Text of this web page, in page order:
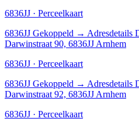
6836JJ · Perceelkaart
6836JJ Gekoppeld → Adresdetails
Darwinstraat 90, 6836JJ Arnhem
6836JJ · Perceelkaart
6836JJ Gekoppeld → Adresdetails
Darwinstraat 92, 6836JJ Arnhem
6836JJ · Perceelkaart